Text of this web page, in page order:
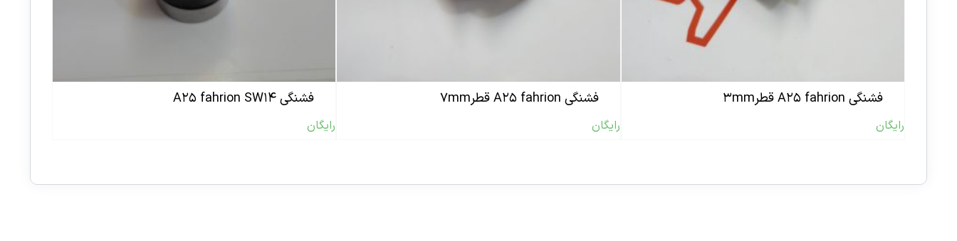
فشنگی A۲۵ fahrion قطر۳mm
رایگان
فشنگی A۲۵ fahrion قطر۷mm
رایگان
فشنگی A۲۵ fahrion SW۱۴
رایگان